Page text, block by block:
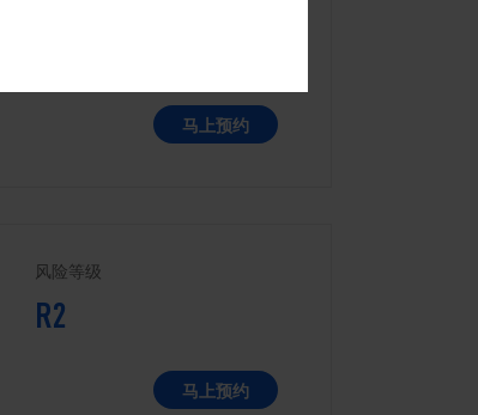
马上预约
风险等级
R2
马上预约